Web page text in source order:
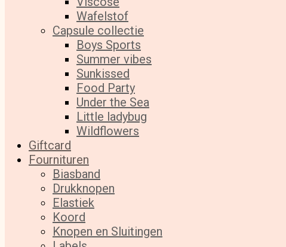
Wafelstof
Capsule collectie
Boys Sports
Summer vibes
Sunkissed
Food Party
Under the Sea
Little ladybug
Wildflowers
Giftcard
Fournituren
Biasband
Drukknopen
Elastiek
Koord
Knopen en Sluitingen